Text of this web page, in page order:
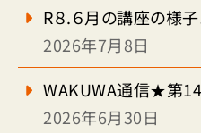
R８.６月の講座の様
2026年7月8日
WAKUWA通信★第
2026年6月30日